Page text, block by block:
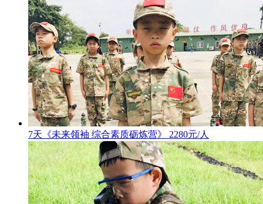
7天《未来领袖 综合素质砺炼营》 2280元/人